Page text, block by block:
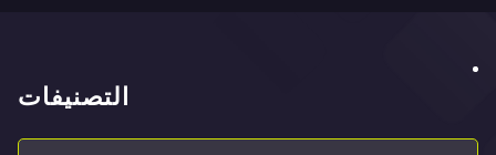
التصنيفات